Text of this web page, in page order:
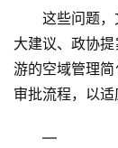
这些问题
大建议、政协
游的空域管理
审批流程，以适
—